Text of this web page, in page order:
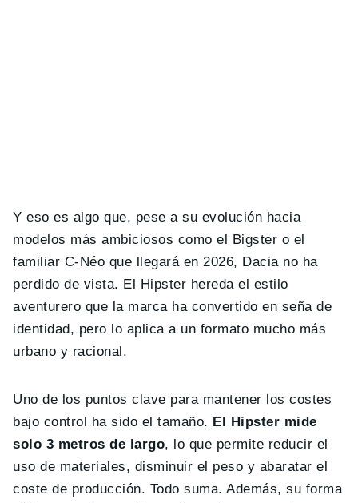
Y eso es algo que, pese a su evolución hacia
modelos más ambiciosos como el Bigster o el
familiar C-Néo que llegará en 2026, Dacia no ha
perdido de vista. El Hipster hereda el estilo
aventurero que la marca ha convertido en seña de
identidad, pero lo aplica a un formato mucho más
urbano y racional.
Uno de los puntos clave para mantener los costes
bajo control ha sido el tamaño. El Hipster mide
solo 3 metros de largo, lo que permite reducir el
uso de materiales, disminuir el peso y abaratar el
coste de producción. Todo suma. Además, su forma